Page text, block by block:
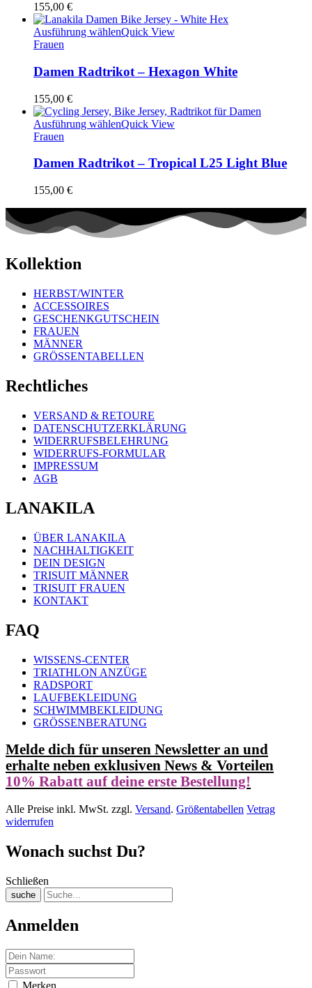
155,00 €
Ausführung wählenQuick View
Frauen
Damen Radtrikot – Hexagon White
155,00 €
Ausführung wählenQuick View
Frauen
Damen Radtrikot – Tropical L25 Light Blue
155,00 €
Kollektion
HERBST/WINTER
ACCESSOIRES
GESCHENKGUTSCHEIN
FRAUEN
MÄNNER
GRÖSSENTABELLEN
Rechtliches
VERSAND & RETOURE
DATENSCHUTZERKLÄRUNG
WIDERRUFSBELEHRUNG
WIDERRUFS-FORMULAR
IMPRESSUM
AGB
LANAKILA
ÜBER LANAKILA
NACHHALTIGKEIT
DEIN DESIGN
TRISUIT MÄNNER
TRISUIT FRAUEN
KONTAKT
FAQ
WISSENS-CENTER
TRIATHLON ANZÜGE
RADSPORT
LAUFBEKLEIDUNG
SCHWIMMBEKLEIDUNG
GRÖSSENBERATUNG
Melde dich für unseren Newsletter an und
erhalte neben exklusiven News & Vorteilen
10% Rabatt auf deine erste Bestellung!
Alle Preise inkl. MwSt. zzgl. Versand. Größentabellen Vetrag
widerrufen
Wonach suchst Du?
Schließen
suche
Anmelden
Merken